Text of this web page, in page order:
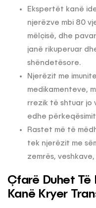
Ekspertët kanë
njerëzve mbi 80
mëlçisë, dhe
janë rikuperuar
shëndetësore.
Njerëzit me
medikamenteve,
rrezik të shtuar jo
edhe
Rastet më të
tek njerëzit me
zemrës,
Çfarë Duhet
Kanë Kryer